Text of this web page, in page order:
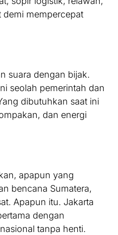
demi mempercepat
suara dengan bijak.
seolah pemerintah dan
dibutuhkan saat ini
dan energi
apapun yang
bencana Sumatera,
Apapun itu. Jakarta
dengan
tanpa henti.